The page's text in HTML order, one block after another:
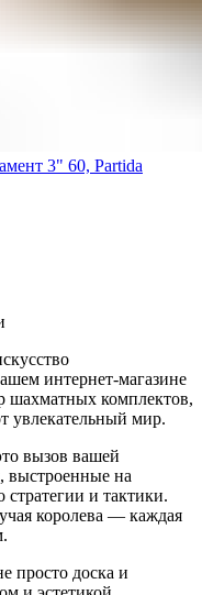
3" 60, Partida
интернет-магазине
шахматных комплектов,
увлекательный мир.
вызов вашей
выстроенные на
стратегии и тактики.
королева — каждая
просто доска и